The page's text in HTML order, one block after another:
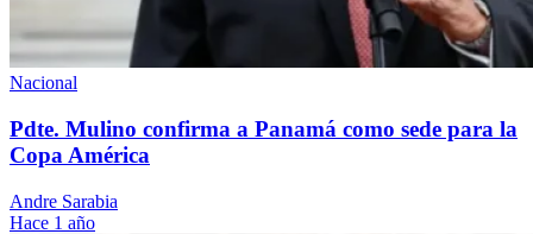
Nacional
Pdte. Mulino confirma a Panamá como sede para la
Copa América
Andre Sarabia
Hace 1 año